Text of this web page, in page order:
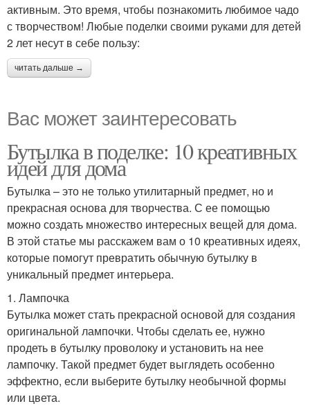
активным. Это время, чтобы познакомить любимое чадо
с творчеством! Любые поделки своими руками для детей
2 лет несут в себе пользу:
читать дальше →
Вас может заинтересовать
Бутылка в поделке: 10 креативных
идей для дома
Бутылка – это не только утилитарный предмет, но и
прекрасная основа для творчества. С ее помощью
можно создать множество интересных вещей для дома.
В этой статье мы расскажем вам о 10 креативных идеях,
которые помогут превратить обычную бутылку в
уникальный предмет интерьера.
1. Лампочка
Бутылка может стать прекрасной основой для создания
оригинальной лампочки. Чтобы сделать ее, нужно
продеть в бутылку проволоку и установить на нее
лампочку. Такой предмет будет выглядеть особенно
эффектно, если выберите бутылку необычной формы
или цвета.